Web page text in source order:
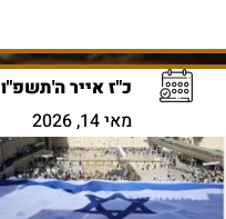
כ"ז אייר ה'תשפ"ו
מאי 14, 2026